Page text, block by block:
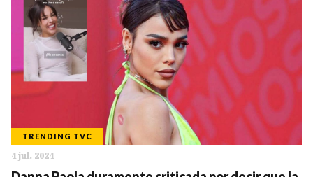
TRENDING TVC
4 jul. 2024